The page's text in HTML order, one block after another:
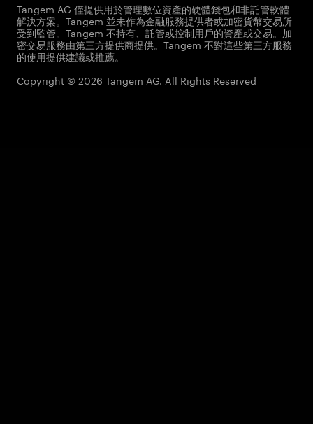
Tangem AG 僅提供用於管理數位資產的硬體錢包和非託管軟體
解決方案。Tangem 並未作為金融服務提供者或加密貨幣交易所
受到監管。Tangem 不持有、託管或控制用戶的資產或交易。加
密交易服務由第三方提供商提供。Tangem 不對這些第三方服務
的使用提供建議或推薦。